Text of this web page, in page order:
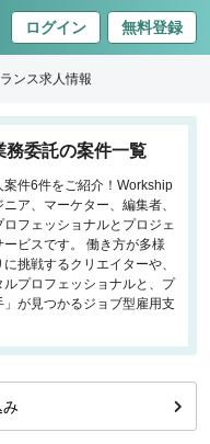
ログイン 無料登録
ンス求人情報
委託の案件一覧
件6件をご紹介！Workship
ア、マーケター、編集者、
フェッショナルとプロジェ
ビスです。 働き方が多様
挑戦するクリエイターや、
プロフェッショナルと、プ
が見つかるジョブ型雇用支
み